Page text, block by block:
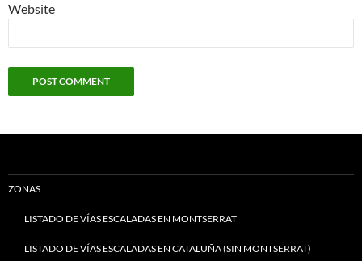
Website
ZONAS
LISTADO DE VÍAS ESCALADAS EN MONTSERRAT
LISTADO DE VÍAS ESCALADAS EN CATALUÑA (SIN MONTSERRAT)